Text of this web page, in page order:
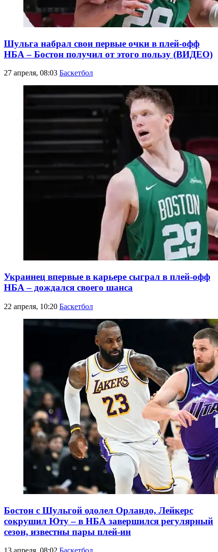
Шульга набрал свои первые очки в плей-офф
НБА – Бостон получил от этого пользу (ВИДЕО)
27 апреля, 08:03 Баскетбол
Украинец впервые в карьере сыграл в плей-офф
НБА – дождался своего шанса
22 апреля, 10:20 Баскетбол
Бостон с Шульгой одолел Орландо, Лейкерс
сокрушил Юту – в НБА завершился регулярный
сезон, известны пары плей-ин